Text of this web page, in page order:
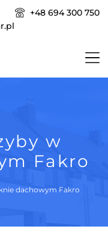
+48 694 300 750
w
Fakro
dachowym Fakro